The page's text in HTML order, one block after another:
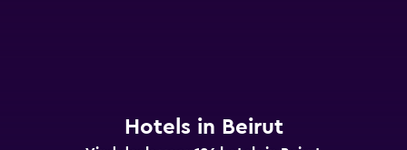
Hotels in Beirut